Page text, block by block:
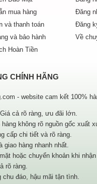
mua hàng
và thanh toán
và bảo hành
Hoàn Tiền
Đăng
Đăng
Về
CHÍNH HÃNG
- website cam kết 100%
cả rõ ràng, ưu đãi lớn.
không rõ nguồn gốc xuất
cấp chi tiết và rõ ràng.
giao hàng nhanh nhất.
hoặc chuyển khoản khi nhận
rõ ràng.
đáo, hậu mãi tận tình.